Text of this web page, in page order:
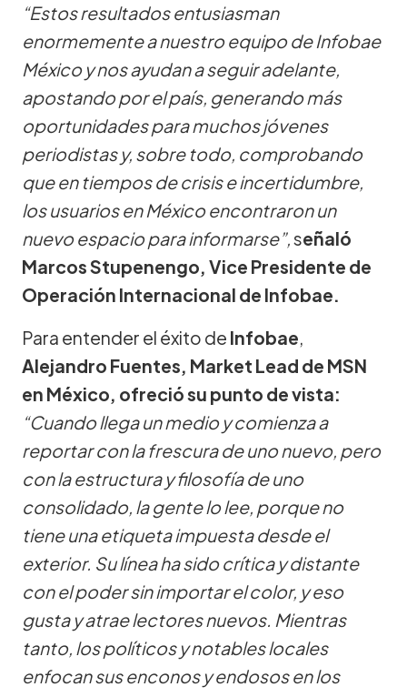
“Estos resultados entusiasman
enormemente a nuestro equipo de Infobae
México y nos ayudan a seguir adelante,
apostando por el país, generando más
oportunidades para muchos jóvenes
periodistas y, sobre todo, comprobando
que en tiempos de crisis e incertidumbre,
los usuarios en México encontraron un
nuevo espacio para informarse”,señaló
Marcos Stupenengo, Vice Presidente de
Operación Internacional de Infobae.
Para entender el éxito de Infobae,
Alejandro Fuentes, Market Lead de MSN
en México, ofreció su punto de vista:
“Cuando llega un medio y comienza a
reportar con la frescura de uno nuevo, pero
con la estructura y filosofía de uno
consolidado, la gente lo lee, porque no
tiene una etiqueta impuesta desde el
exterior. Su línea ha sido crítica y distante
con el poder sin importar el color, y eso
gusta y atrae lectores nuevos. Mientras
tanto, los políticos y notables locales
enfocan sus enconos y endosos en los